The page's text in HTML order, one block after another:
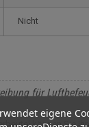
eigene
nicht
für
können Sie